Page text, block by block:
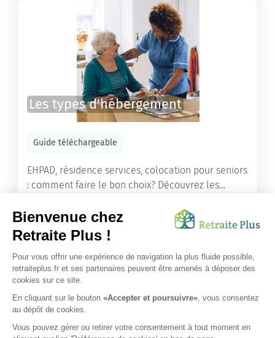
Les types d'hébergement
Guide téléchargeable
EHPAD, résidence services, colocation pour seniors
: comment faire le bon choix? Découvrez les
ainés.
Lire l'article
Vous avez besoin d’une aide de nos équipes ?
Obtenir les tarifs & disponibilités